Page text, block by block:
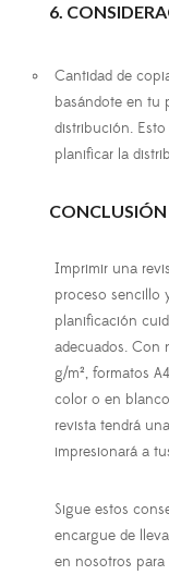
6.
Cantidad de
basándote en tu
distribución.
planificar la
CONCLUSIÓN
Imprimir una
proceso sencillo
planificación
adecuados. Con
g/m², formatos
color o en
revista tendrá
impresionará a
Sigue estos
encargue de
en nosotros para